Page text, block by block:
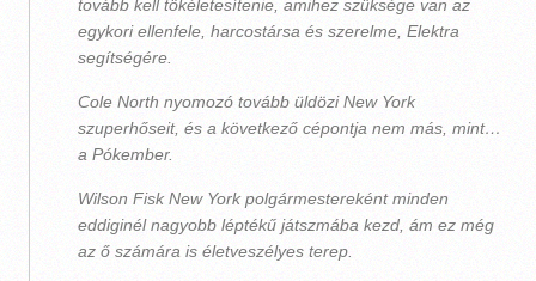
tovább kell tökéletesítenie, amihez szüksége van az
egykori ellenfele, harcostársa és szerelme, Elektra
segítségére.
Cole North nyomozó tovább üldözi New York
szuperhőseit, és a következő cépontja nem más, mint…
a Pókember.
Wilson Fisk New York polgármestereként minden
eddiginél nagyobb léptékű játszmába kezd, ám ez még
az ő számára is életveszélyes terep.